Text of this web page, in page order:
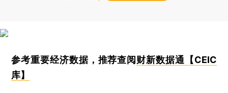
参考重要经济数据，推荐查阅 财新数据通【CEIC
库】